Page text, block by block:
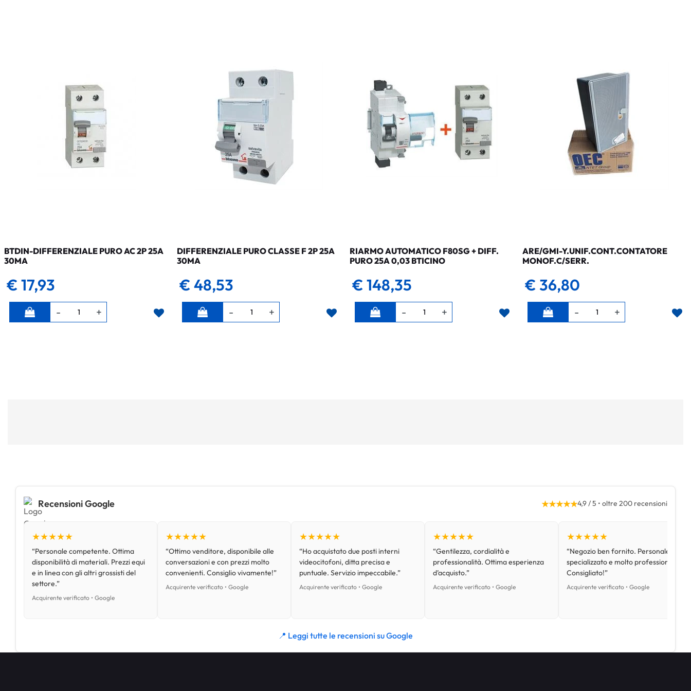
BTDIN-DIFFERENZIALE PURO AC 2P 25A
30MA
€ 17,93
Quantità
DIFFERENZIALE PURO CLASSE F 2P 25A
30MA
€ 48,53
Quantità
RIARMO AUTOMATICO F80SG + DIFF.
PURO 25A 0,03 BTICINO
€ 148,35
Quantità
ARE/GMI-Y.UNIF.CONT.CONTATORE
MONOF.C/SERR.
€ 36,80
Quantità
Recensioni Google ★★★★★4,9 / 5 • oltre 200 recensioni
★★★★★
“Personale competente. Ottima
disponibilità di materiali. Prezzi equi
e in linea con gli altri grossisti del
settore.”
Acquirente verificato • Google
★★★★★
“Ottimo venditore, disponibile alle
conversazioni e con prezzi molto
convenienti. Consiglio vivamente!”
Acquirente verificato • Google
★★★★★
“Ho acquistato due posti interni
videocitofoni, ditta precisa e
puntuale. Servizio impeccabile.”
Acquirente verificato • Google
★★★★★
“Gentilezza, cordialità e
professionalità. Ottima esperienza
d’acquisto.”
Acquirente verificato • Google
★★★★★
“Negozio ben fornito. Personale
specializzato e molto professionale.
Consigliato!”
Acquirente verificato • Google
📍 Leggi tutte le recensioni su Google